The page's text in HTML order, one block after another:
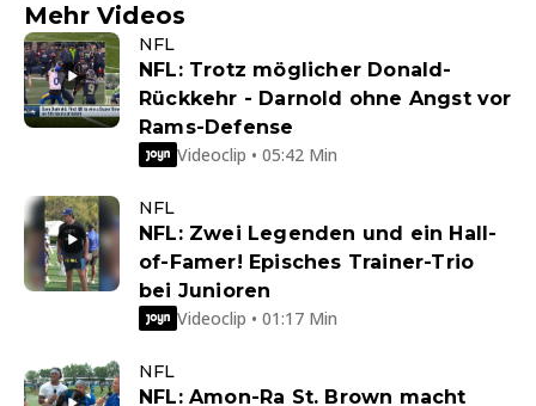
Mehr Videos
NFL
NFL: Trotz möglicher Donald-
Rückkehr - Darnold ohne Angst vor
Rams-Defense
Videoclip • 05:42 Min
NFL
NFL: Zwei Legenden und ein Hall-
of-Famer! Episches Trainer-Trio
bei Junioren
Videoclip • 01:17 Min
NFL
NFL: Amon-Ra St. Brown macht